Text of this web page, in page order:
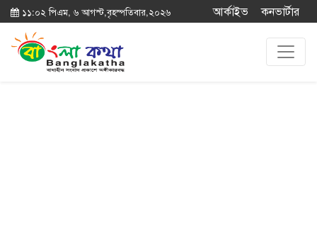
১১:০২ পিএম, ৬ আগস্ট,বৃহস্পতিবার,২০২৬ আর্কাইভ কনভার্টার